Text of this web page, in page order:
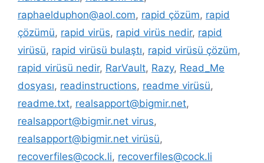
raphaelduphon@aol.com, rapid çözüm, rapid
çözümü, rapid virüs, rapid virüs nedir, rapid
virüsü, rapid virüsü bulaştı, rapid virüsü çözüm,
rapid virüsü nedir, RarVault, Razy, Read_Me
dosyası, readinstructions, readme virüsü,
readme.txt, realsapport@bigmir.net,
realsapport@bigmir.net virus,
realsapport@bigmir.net virüsü,
recoverfiles@cock.li, recoverfiles@cock.li